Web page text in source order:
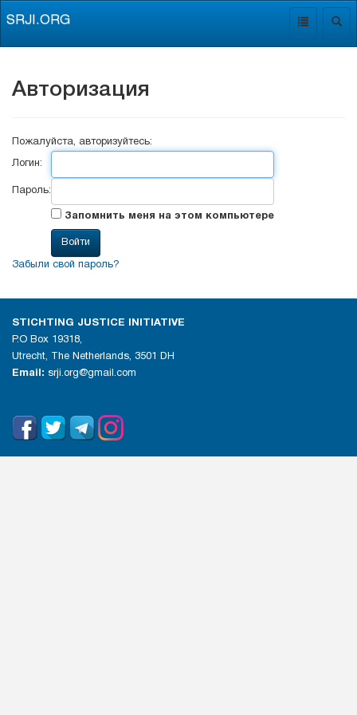
Toggle
SRJI.ORG
Авторизация
Пожалуйста, авторизуйтесь:
Логин:
Пароль:
Запомнить меня на этом компьютере
Забыли свой пароль?
STICHTING JUSTICE INITIATIVE
P.O Box 19318,
Utrecht, The Netherlands, 3501 DH
Email: srji.org@gmail.com